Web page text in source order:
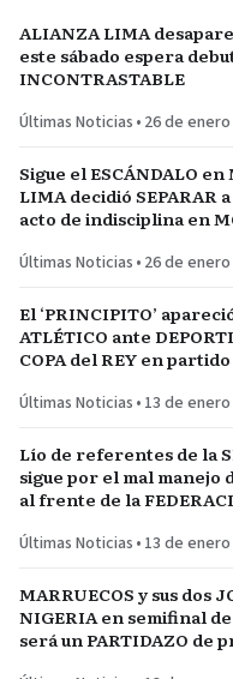
ALIANZA LIMA
este sábado espera
INCONTRASTABLE
Últimas Noticias • 26 de enero
Sigue el ESCÁNDALO
LIMA decidió SEPARAR
acto de indisciplina en
Últimas Noticias • 26 de enero
El ‘PRINCIPITO’
ATLÉTICO ante
COPA del REY en
Últimas Noticias • 13 de enero
Lío de referentes de la
sigue por el mal manejo
al frente de la
Últimas Noticias • 13 de enero
MARRUECOS y sus dos
NIGERIA en semifinal de
será un PARTIDAZO de